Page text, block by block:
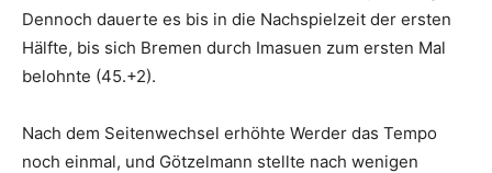
Dennoch dauerte es bis in die Nachspielzeit der ersten
Hälfte, bis sich Bremen durch Imasuen zum ersten Mal
belohnte (45.+2).
Nach dem Seitenwechsel erhöhte Werder das Tempo
noch einmal, und Götzelmann stellte nach wenigen